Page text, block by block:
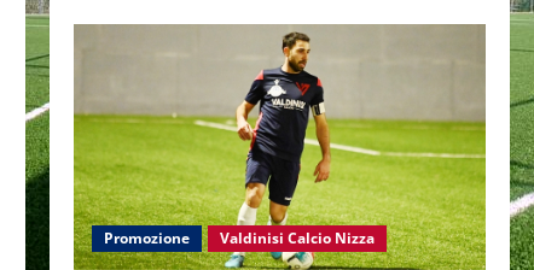
Promozione Valdinisi Calcio Nizza